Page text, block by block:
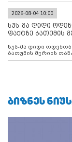
2026-08-04 10:00
სუს-მა დიდი
ფაქტზე ბათუმის
სუს-მა დიდი ოდენობით ქრთამის მოთხოვნისა და აღების ფაქტზე
ბათუმის მერიის
ᲑᲘᲖᲜᲔᲡ